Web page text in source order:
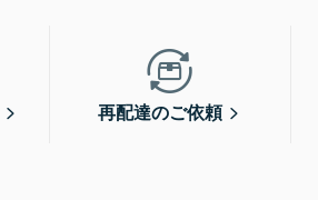
再配達のご依頼